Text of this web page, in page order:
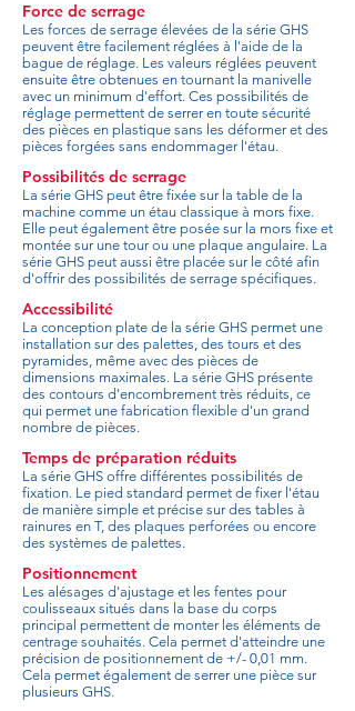
Force de serrage
Les forces de serrage élevées de la série GHS
peuvent être facilement réglées à l'aide de la
bague de réglage. Les valeurs réglées peuvent
ensuite être obtenues en tournant la manivelle
avec un minimum d'effort. Ces possibilités de
réglage permettent de serrer en toute sécurité
des pièces en plastique sans les déformer et des
pièces forgées sans endommager l'étau.
Possibilités de serrage
La série GHS peut être fixée sur la table de la
machine comme un étau classique à mors fixe.
Elle peut également être posée sur la mors fixe et
montée sur une tour ou une plaque angulaire. La
série GHS peut aussi être placée sur le côté afin
d'offrir des possibilités de serrage spécifiques.
Accessibilité
La conception plate de la série GHS permet une
installation sur des palettes, des tours et des
pyramides, même avec des pièces de
dimensions maximales. La série GHS présente
des contours d'encombrement très réduits, ce
qui permet une fabrication flexible d'un grand
nombre de pièces.
Temps de préparation réduits
La série GHS offre différentes possibilités de
fixation. Le pied standard permet de fixer l'étau
de manière simple et précise sur des tables à
rainures en T, des plaques perforées ou encore
des systèmes de palettes.
Positionnement
Les alésages d'ajustage et les fentes pour
coulisseaux situés dans la base du corps
principal permettent de monter les éléments de
centrage souhaités. Cela permet d'atteindre une
précision de positionnement de +/- 0,01 mm.
Cela permet également de serrer une pièce sur
plusieurs GHS.